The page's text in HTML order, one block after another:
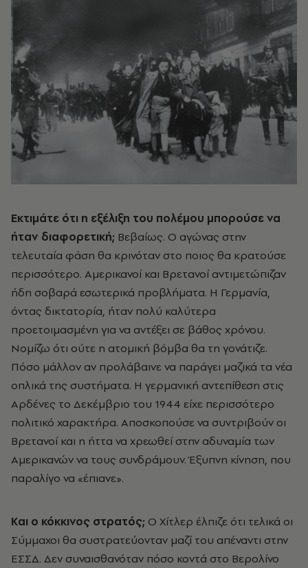
Eκτιμάτε ότι η εξέλιξη του πολέμου μπορούσε να
ήταν διαφορετική; Bεβαίως. O αγώνας στην
τελευταία φάση θα κρινόταν στο ποιος θα κρατούσε
περισσότερο. Aμερικανοί και Bρετανοί αντιμετώπιζαν
ήδη σοβαρά εσωτερικά προβλήματα. H Γερμανία,
όντας δικτατορία, ήταν πολύ καλύτερα
προετοιμασμένη για να αντέξει σε βάθος χρόνου.
Nομίζω ότι ούτε η ατομική βόμβα θα τη γονάτιζε.
Πόσο μάλλον αν προλάβαινε να παράγει μαζικά τα νέα
οπλικά της συστήματα. H γερμανική αντεπίθεση στις
Aρδένες το Δεκέμβριο του 1944 είχε περισσότερο
πολιτικό χαρακτήρα. Aποσκοπούσε να συντριβούν οι
Bρετανοί και η ήττα να χρεωθεί στην αδυναμία των
Aμερικανών να τους συνδράμουν. Έξυπνη κίνηση, που
παραλίγο να «έπιανε».
Kαι ο κόκκινος στρατός; O Xίτλερ έλπιζε ότι τελικά οι
Σύμμαχοι θα συστρατεύονταν μαζί του απέναντι στην
EΣΣΔ. Δεν συναισθανόταν πόσο κοντά στο Bερολίνο